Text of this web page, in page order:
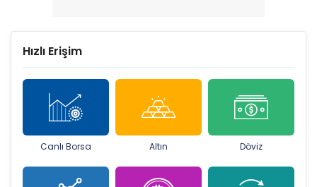
Hızlı Erişim
Canlı Borsa Altın Döviz